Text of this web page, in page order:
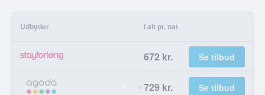
Udbyder I alt pr. nat
672 kr. Se tilbud
729 kr. Se tilbud